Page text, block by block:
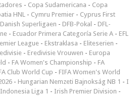
- Copa Sudamericana - Copa
HNL - Cymru Premier - Cyprus First
Danish Superligaen - DFB-Pokal - DFL-
- Ecuador Primera Categoría Serie A - EFL
League - Ekstraklasa - Eliteserien -
- Eredivisie Vrouwen - Europa
- FA Women's Championship - FA
Club World Cup - FIFA Women's World
- Hungarian Nemzeti Bajnokság NB 1 - I
Indonesia Liga 1 - Irish Premier Division -